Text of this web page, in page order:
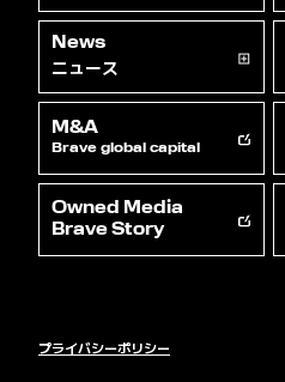
News
ニュース
M&A
Brave global capital
Owned Media
Brave Story
プライバシーポリシー